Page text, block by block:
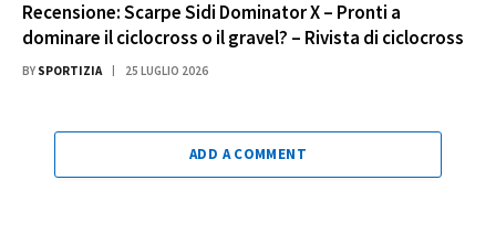
Recensione: Scarpe Sidi Dominator X – Pronti a
dominare il ciclocross o il gravel? – Rivista di ciclocross
BY SPORTIZIA 25 LUGLIO 2026
ADD A COMMENT